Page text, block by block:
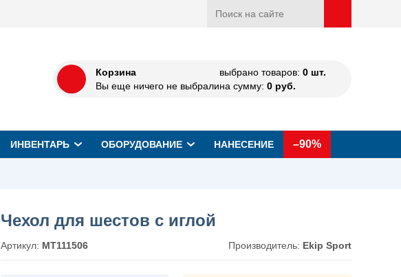
Корзина
Вы еще ничего не выбрали
выбрано товаров: 0 шт.
на сумму: 0 руб.
ИНВЕНТАРЬ ОБОРУДОВАНИЕ НАНЕСЕНИЕ –90%
Чехол для шестов с иглой
Артикул: MT111506 Производитель: Ekip Sport